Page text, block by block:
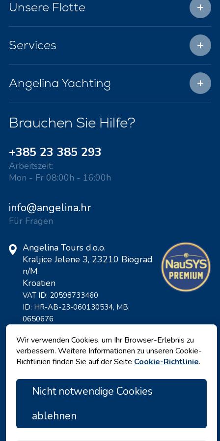
Unsere Flotte
Services
Angelina Yachting
Brauchen Sie Hilfe?
+385 23 385 293
Arbeitszeit:
Mon - Fr 08:00h - 16:00h
info@angelina.hr
Für Fragen
Angelina Tours d.o.o.
Kraljice Jelene 3, 23210 Biograd
n/M
Kroatien
VAT ID: 20598733460
ID: HR-AB-23-060130534, MB:
0650676
Wir verwenden Cookies, um Ihr Browser-Erlebnis zu
verbessern. Weitere Informationen zu unseren Cookie-
Richtlinien finden Sie auf der Seite Cookie-Richtlinie.
Nicht notwendige Cookies
ablehnen